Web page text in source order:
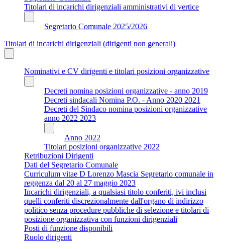
Titolari di incarichi dirigenziali amministrativi di vertice
Segretario Comunale 2025/2026
Titolari di incarichi dirigenziali (dirigenti non generali)
Nominativi e CV dirigenti e titolari posizioni organizzative
Decreti nomina posizioni organizzative - anno 2019
Decreti sindacali Nomina P.O. - Anno 2020 2021
Decreti del Sindaco nomina posizioni organizzative
anno 2022 2023
Anno 2022
Titolari posizioni organizzative 2022
Retribuzioni Dirigenti
Dati del Segretario Comunale
Curriculum vitae D Lorenzo Mascia Segretario comunale in
reggenza dal 20 al 27 maggio 2023
Incarichi dirigenziali, a qualsiasi titolo conferiti, ivi inclusi
quelli conferiti discrezionalmente dall'organo di indirizzo
politico senza procedure pubbliche di selezione e titolari di
posizione organizzativa con funzioni dirigenziali
Posti di funzione disponibili
Ruolo dirigenti